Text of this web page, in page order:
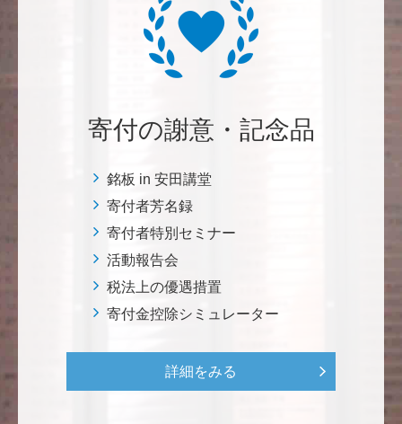
自身の高齢化とともに、障害のある方の苦労がよく理
解できるようになりました。パンフに出ている「重た
いドアの自動ドア化あるいは開閉しやすい折り戸化」
をはじめとして、身近なことでやらなければならない
です。 <障害のある学生や研究者の活躍応援基金>
恵良 道信
リベラルアーツとしての経済学をさらに発展させて 下
さい。 <経済学研究科・経済学部支援基金>
紺野 邦昭
世界のISAKI」を実現し、日本を、そして世界をリー
ス・プロジェクト（三崎臨海実験所）>
寄付の謝意・記念品
銘板 in 安田講堂
寄付者芳名録
寄付者特別セミナー
活動報告会
税法上の優遇措置
寄付金控除シミュレーター
詳細をみる